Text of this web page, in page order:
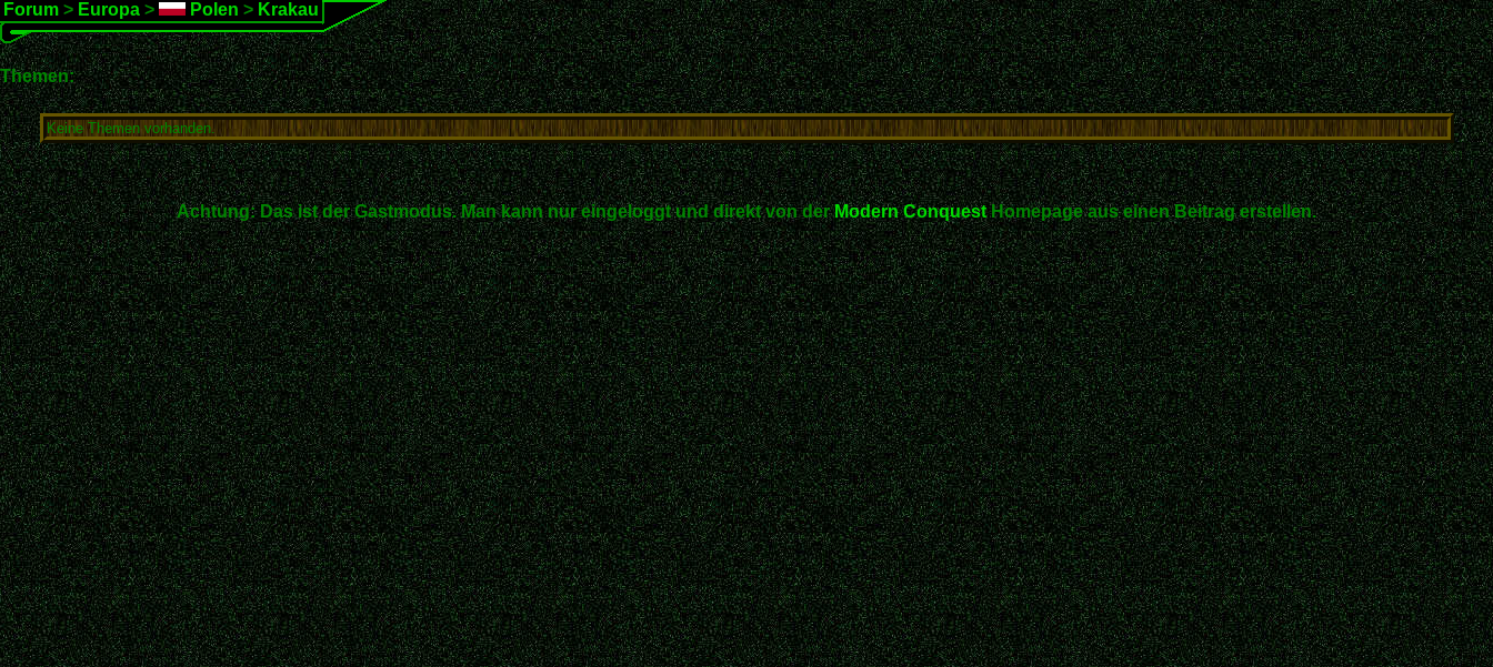
Forum > Europa > Polen > Krakau
Themen:
Keine Themen vorhanden.
Achtung: Das ist der Gastmodus. Man kann nur eingeloggt und direkt von derModern ConquestHomepage aus einen Beitrag erstellen.